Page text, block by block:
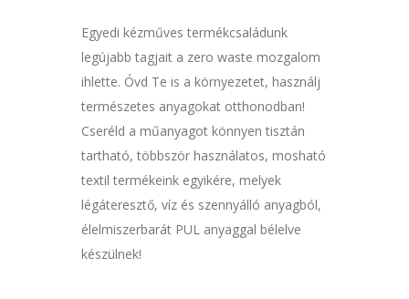
Egyedi kézműves termékcsaládunk
legújabb tagjait a zero waste mozgalom
ihlette. Óvd Te is a környezetet, használj
természetes anyagokat otthonodban!
Cseréld a műanyagot könnyen tisztán
tartható, többször használatos, mosható
textil termékeink egyikére, melyek
légáteresztő, víz és szennyálló anyagból,
élelmiszerbarát PUL anyaggal bélelve
készülnek!